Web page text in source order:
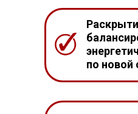
по новой